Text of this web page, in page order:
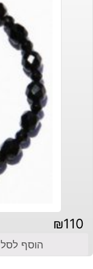
₪110
הוסף לסל